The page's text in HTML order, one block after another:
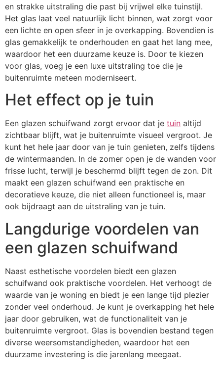
en strakke uitstraling die past bij vrijwel elke tuinstijl.
Het glas laat veel natuurlijk licht binnen, wat zorgt voor
een lichte en open sfeer in je overkapping. Bovendien is
glas gemakkelijk te onderhouden en gaat het lang mee,
waardoor het een duurzame keuze is. Door te kiezen
voor glas, voeg je een luxe uitstraling toe die je
buitenruimte meteen moderniseert.
Het effect op je tuin
Een glazen schuifwand zorgt ervoor dat je tuin altijd
zichtbaar blijft, wat je buitenruimte visueel vergroot. Je
kunt het hele jaar door van je tuin genieten, zelfs tijdens
de wintermaanden. In de zomer open je de wanden voor
frisse lucht, terwijl je beschermd blijft tegen de zon. Dit
maakt een glazen schuifwand een praktische en
decoratieve keuze, die niet alleen functioneel is, maar
ook bijdraagt aan de uitstraling van je tuin.
Langdurige voordelen van
een glazen schuifwand
Naast esthetische voordelen biedt een glazen
schuifwand ook praktische voordelen. Het verhoogt de
waarde van je woning en biedt je een lange tijd plezier
zonder veel onderhoud. Je kunt je overkapping het hele
jaar door gebruiken, wat de functionaliteit van je
buitenruimte vergroot. Glas is bovendien bestand tegen
diverse weersomstandigheden, waardoor het een
duurzame investering is die jarenlang meegaat.